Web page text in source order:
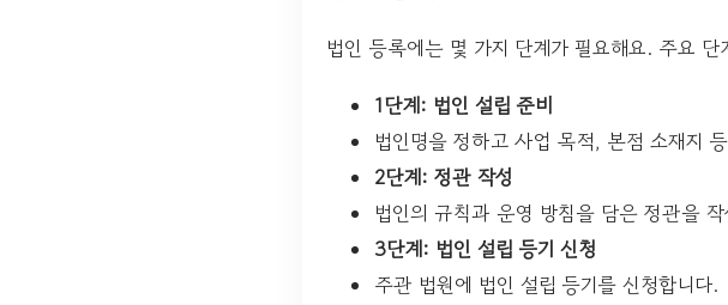
법인 등록에는 몇 가지 단계가 필요해요. 주요
1단계: 법인 설립 준비
법인명을 정하고 사업 목적, 본점 소재지
2단계: 정관 작성
법인의 규칙과 운영 방침을 담은 정관을
3단계: 법인 설립 등기 신청
주관 법원에 법인 설립 등기를 신청합니다.